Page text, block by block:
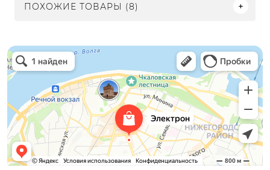
ПОХОЖИЕ ТОВАРЫ (8)
Электрон
Светильники в Нижнем Новгороде
Электротехническая продукция в Нижнем Новгороде